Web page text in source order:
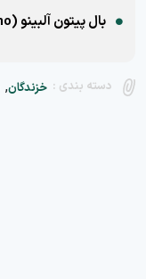
بال پیتون آلبینو (Albino)
دسته بندی : خزندگان,